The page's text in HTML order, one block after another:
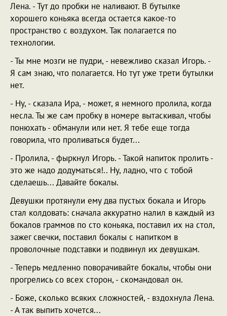
Лена. - Тут до пробки не наливают. В бутылке
хорошего коньяка всегда остается какое-то
пространство с воздухом. Так полагается по
технологии.
- Ты мне мозги не пудри, - невежливо сказал Игорь. -
Я сам знаю, что полагается. Но тут уже трети бутылки
нет.
- Ну, - сказала Ира, - может, я немного пролила, когда
несла. Ты же сам пробку в номере вытаскивал, чтобы
понюхать - обманули или нет. Я тебе еще тогда
говорила, что проливаться будет...
- Пролила, - фыркнул Игорь. - Такой напиток пролить -
это же надо додуматься!.. Ну, ладно, что с тобой
сделаешь... Давайте бокалы.
Девушки протянули ему два пустых бокала и Игорь
стал колдовать: сначала аккуратно налил в каждый из
бокалов граммов по сто коньяка, поставил их на стол,
зажег свечки, поставил бокалы с напитком в
проволочные подставки и подвинул их девушкам.
- Теперь медленно поворачивайте бокалы, чтобы они
прогрелись со всех сторон, - скомандовал он.
- Боже, сколько всяких сложностей, - вздохнула Лена.
- А так выпить хочется...